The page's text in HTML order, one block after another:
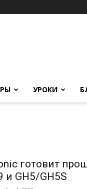
УРОКИ
готовит
и GH5/GH5S